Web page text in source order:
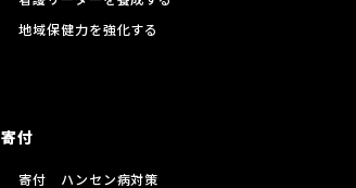
地域保健力を強化する
寄付
寄付 ハンセン病対策